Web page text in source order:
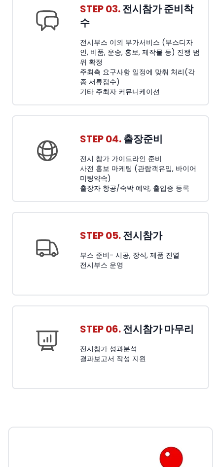
STEP 03.전시참가 준비착
수
전시부스 이외 부가서비스 (부스디자
인, 비품, 운송, 홍보, 제작물 등) 진행 범
위 확정
주최측 요구사항 일정에 맞춰 처리(각
종 서류접수)
기타 주최자 커뮤니케이션
STEP 04.출장준비
전시 참가 가이드라인 준비
사전 홍보 마케팅 (관람객유입, 바이어
미팅약속)
출장자 항공/숙박 예약, 출입증 등록
STEP 05.전시참가
부스 준비- 시공, 장식, 제품 진열
전시부스 운영
STEP 06.전시참가 마무리
전시참가 성과분석
결과보고서 작성 지원